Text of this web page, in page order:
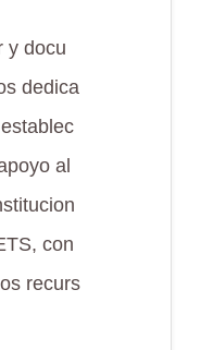
y docu
dedica
al
con
recurs